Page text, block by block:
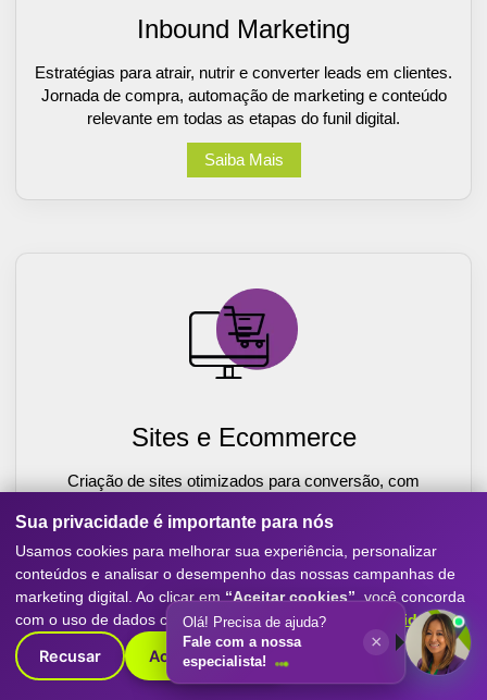
Inbound Marketing
Estratégias para atrair, nutrir e converter leads em clientes.
Jornada de compra, automação de marketing e conteúdo
relevante em todas as etapas do funil digital.
Saiba Mais
Sites e Ecommerce
Criação de sites otimizados para conversão, com
sua empresa com o melhor do marketing digital.
Saiba Mais
Sua privacidade é importante para nós
Usamos cookies para melhorar sua experiência, personalizar
conteúdos e analisar o desempenho das nossas campanhas de
marketing digital. Ao clicar em “Aceitar cookies” , você concorda
com o uso de dados conforme nossaPolítica de Privacidade.
Recusar Aceitar cookies
Olá! Precisa de ajuda?
Fale com a nossa
especialista!
×